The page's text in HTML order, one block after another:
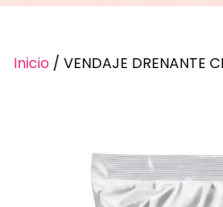
Inicio / VENDAJE DRENANTE